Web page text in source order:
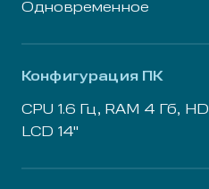
Одновременное
Конфигурация ПК
CPU 1.6 Гц, RAM 4 Гб,
LCD 14"